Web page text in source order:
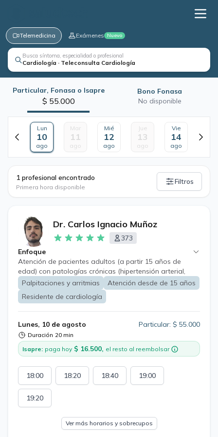
Telemedicina Exámenes Nuevo
Busca síntoma, especialidad o profesional
Cardiología · Teleconsulta Cardiología
Particular, Fonasa o Isapre
$ 55.000
Bono Fonasa
No disponible
Lun
10
ago
Mar
11
ago
Mié
12
ago
Jue
13
ago
Vie
14
ago
1 profesional encontrado
Primera hora disponible
Filtros
Dr. Carlos Ignacio Muñoz
373
Enfoque
Atención de pacientes adultos (a partir 15 años de
edad) con patologías crónicas (hipertensión arterial,
diabetes mellitus, insuficiencia cardíaca, daño hepático
crónico, entre otros) con énfasis en enfermedades
cardiovasculares, tanto en diagnóstico y tratamiento.
Palpitaciones y arritmias
Atención desde de 15 años
Residente de cardiología
Lunes, 10 de agosto
Duración 20 min
Particular: $ 55.000
Isapre: paga hoy $ 16.500, el resto al reembolsar
18:00 18:20 18:40 19:00
19:20
Ver más horarios y sobrecupos